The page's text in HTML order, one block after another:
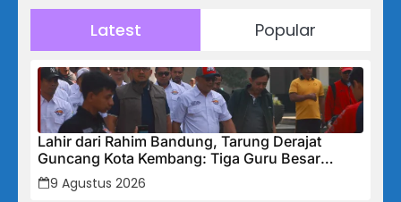
Latest Popular
Lahir dari Rahim Bandung, Tarung Derajat
Guncang Kota Kembang: Tiga Guru Besar
Hadirkan Semangat Baru, Linmas Dijadikan
Garda Keamanan Terlatih
9 Agustus 2026